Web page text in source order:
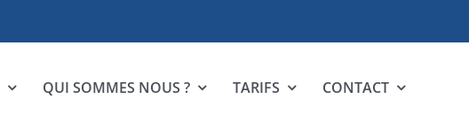
QUI SOMMES NOUS ? TARIFS CONTACT